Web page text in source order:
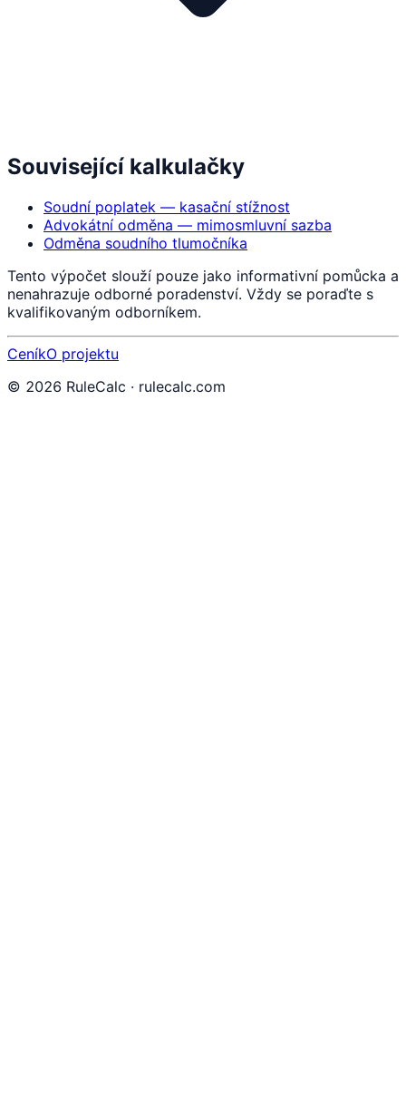
Související kalkulačky
Soudní poplatek — kasační stížnost
Advokátní odměna — mimosmluvní sazba
Odměna soudního tlumočníka
Tento výpočet slouží pouze jako informativní pomůcka a
nenahrazuje odborné poradenství. Vždy se poraďte s
kvalifikovaným odborníkem.
CeníkO projektu
© 2026 RuleCalc · rulecalc.com